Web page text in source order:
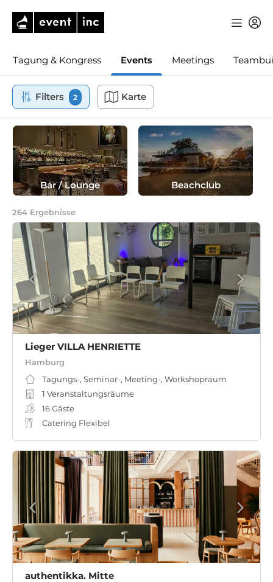
Tagung & Kongress Events Meetings
Filters 2 Karte
Bar / Lounge Beachclub
264 Ergebnisse
Lieger VILLA HENRIETTE
Hamburg
Tagungs-, Seminar-, Meeting-, Workshopraum
1 Veranstaltungsräume
16Gäste
Catering Flexibel
authentikka. Mitte